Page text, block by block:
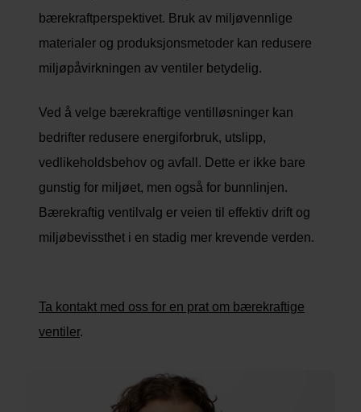
bærekraftperspektivet. Bruk av miljøvennlige
materialer og produksjonsmetoder kan redusere
miljøpåvirkningen av ventiler betydelig.
Ved å velge bærekraftige ventilløsninger kan
bedrifter redusere energiforbruk, utslipp,
vedlikeholdsbehov og avfall. Dette er ikke bare
gunstig for miljøet, men også for bunnlinjen.
Bærekraftig ventilvalg er veien til effektiv drift og
miljøbevissthet i en stadig mer krevende verden.
Ta kontakt med oss for en prat om bærekraftige
ventiler.